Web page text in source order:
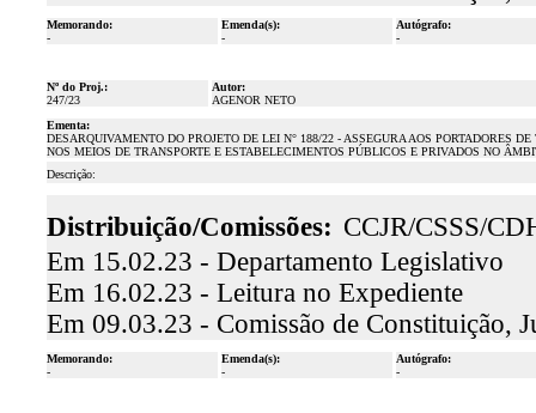
Memorando:
-
Emenda(s):
-
Autógrafo:
-
Nº do Proj.:
247/23
Autor:
AGENOR NETO
Ementa:
DESARQUIVAMENTO DO PROJETO DE LEI N° 188/22 - ASSEGURA AOS PORTADORES
NOS MEIOS DE TRANSPORTE E ESTABELECIMENTOS PÚBLICOS E PRIVADOS NO
Descrição:
Distribuição/Comissões: CCJR/CSSS/
Em 15.02.23 - Departamento Legislativo
Em 16.02.23 - Leitura no Expediente
Em 09.03.23 - Comissão de Constituição,
Memorando:
-
Emenda(s):
-
Autógrafo:
-